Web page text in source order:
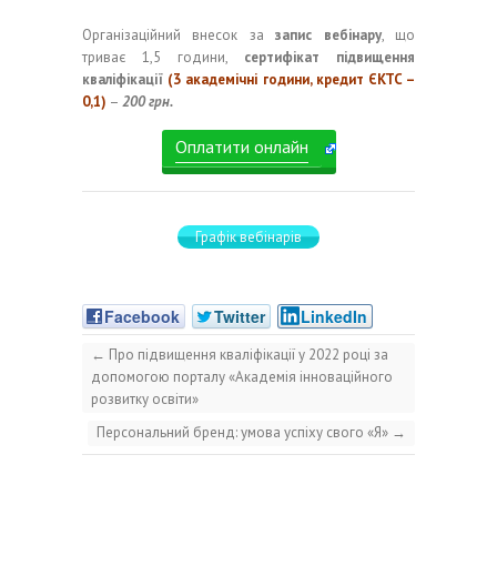
Організаційний внесок зазапис вебінару, що
триває 1,5 години, сертифікат підвищення
кваліфікації (3 академічні години, кредит ЄКТС –
0,1) – 200 грн.
Оплатити онлайн
Графік вебінарів
Facebook Twitter LinkedIn
← Про підвищення кваліфікації у 2022 році за
допомогою порталу «Академія інноваційного
розвитку освіти»
Персональний бренд: умова успіху свого «Я» →